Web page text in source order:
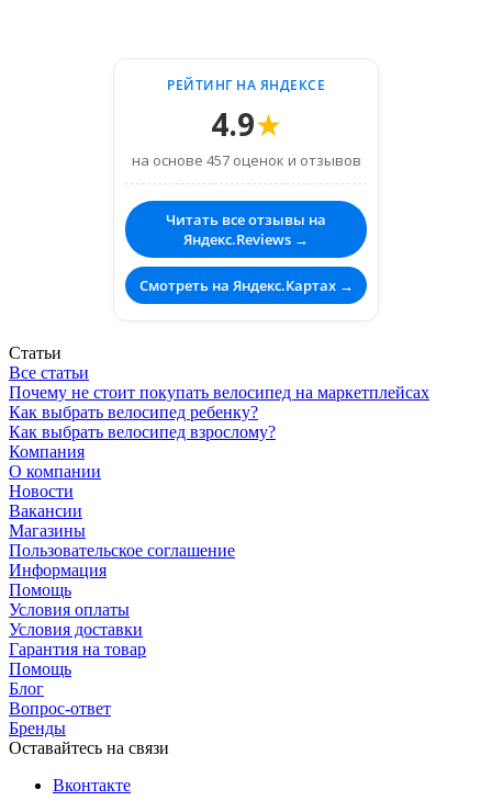
РЕЙТИНГ НА ЯНДЕКСЕ
4.9★
на основе 457 оценок и отзывов
Читать все отзывы на
Яндекс.Reviews →
Смотреть на Яндекс.Картах →
Статьи
Все статьи
Почему не стоит покупать велосипед на маркетплейсах
Как выбрать велосипед ребенку?
Как выбрать велосипед взрослому?
Компания
О компании
Новости
Вакансии
Магазины
Пользовательское соглашение
Информация
Помощь
Условия оплаты
Условия доставки
Гарантия на товар
Помощь
Блог
Вопрос-ответ
Бренды
Оставайтесь на связи
Вконтакте